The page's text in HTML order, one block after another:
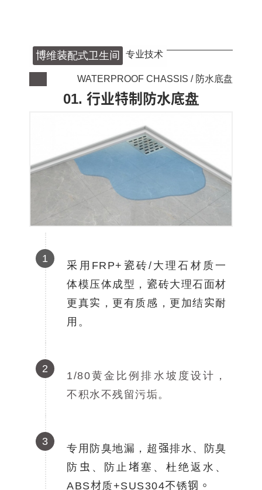
博维装配式卫生间 专业技术
WATERPROOF CHASSIS / 防水底盘
01. 行业特制防水底盘
1
采用FRP+瓷砖/大理石材质一
体模压体成型，瓷砖大理石面材
更真实，更有质感，更加结实耐
用。
2
1/80黄金比例排水坡度设计，
不积水不残留污垢。
3
专用防臭地漏，超强排水、防臭
防虫、防止堵塞、 杜绝返水、
ABS材质+SUS304不锈钢。